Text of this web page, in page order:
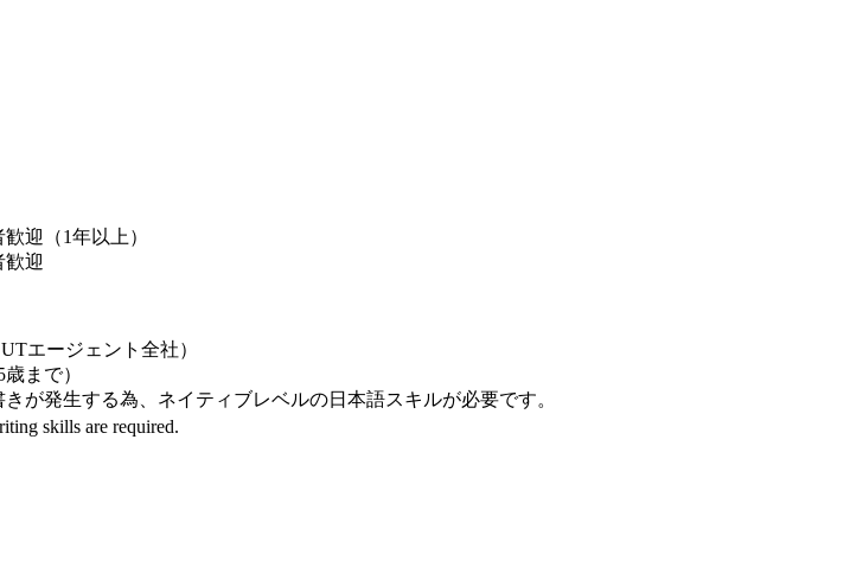
迎（1年以上）
迎
エージェント全社）
まで）
が発生する為、ネイティブレベルの日本語スキルが必要です。
skills are required.